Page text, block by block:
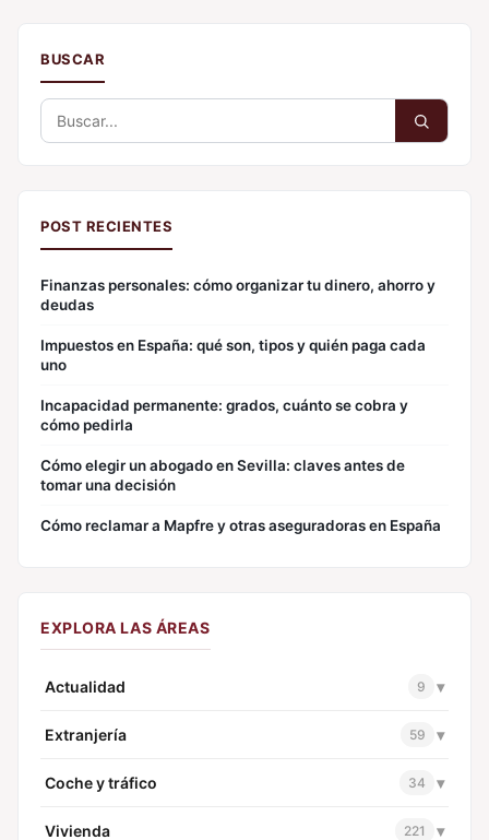
BUSCAR
Buscar:
POST RECIENTES
Finanzas personales: cómo organizar tu dinero, ahorro y
deudas
Impuestos en España: qué son, tipos y quién paga cada
uno
Incapacidad permanente: grados, cuánto se cobra y
cómo pedirla
Cómo elegir un abogado en Sevilla: claves antes de
tomar una decisión
Cómo reclamar a Mapfre y otras aseguradoras en España
EXPLORA LAS ÁREAS
Actualidad 9 ▾
Extranjería 59 ▾
Coche y tráfico 34 ▾
Vivienda 221 ▾